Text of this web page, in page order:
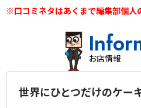
※口コミネタはあくまで編集部個人
お店情報
世界にひとつだけのケー